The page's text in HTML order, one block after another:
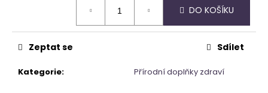
DO KOŠÍKU
Kategorie: Přírodní doplňky zdraví
Zeptat se Sdílet
o
č